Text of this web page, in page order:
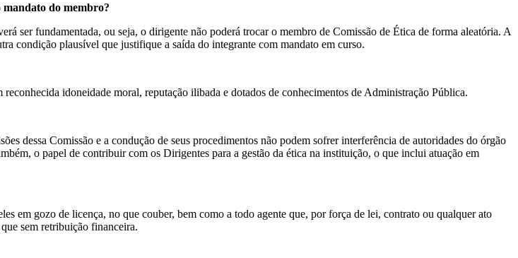
do membro?
ser fundamentada, ou seja, o dirigente não poderá trocar o membro de Comissão de Ética de forma aleatória. A
condição plausível que justifique a saída do integrante com mandato em curso.
idoneidade moral, reputação ilibada e dotados de conhecimentos de Administração Pública.
dessa Comissão e a condução de seus procedimentos não podem sofrer interferência de autoridades do órgão
o papel de contribuir com os Dirigentes para a gestão da ética na instituição, o que inclui atuação em
em gozo de licença, no que couber, bem como a todo agente que, por força de lei, contrato ou qualquer ato
sem retribuição financeira.